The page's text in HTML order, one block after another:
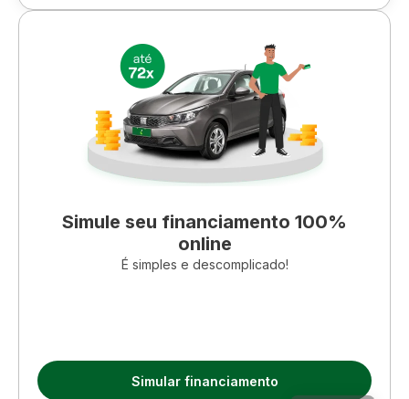
Simule seu financiamento 100%
online
É simples e descomplicado!
Simular financiamento